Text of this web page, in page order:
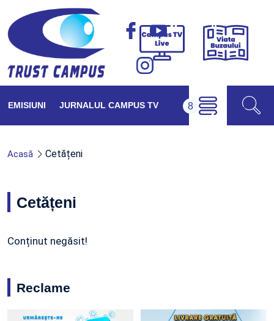
Campus
Viața
EMISIUNI JURNALUL CAMPUS TV
Acasă Cetățeni
Cetățeni
Conținut negăsit!
Reclame